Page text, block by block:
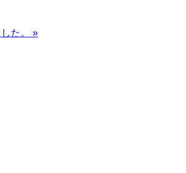
た。 »